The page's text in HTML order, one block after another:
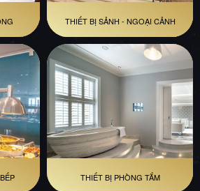
THIẾT BỊ SẢNH - NGOẠI CẢNH
THIẾT BỊ PHÒNG TẮM